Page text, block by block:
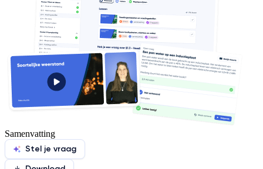
Samenvatting
Stel je vraag